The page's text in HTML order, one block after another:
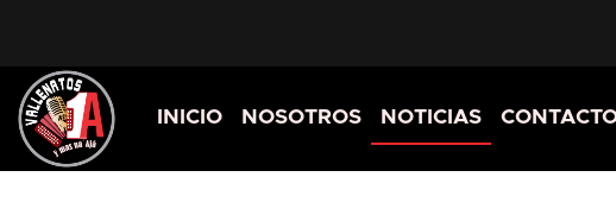
INICIO NOSOTROS NOTICIAS